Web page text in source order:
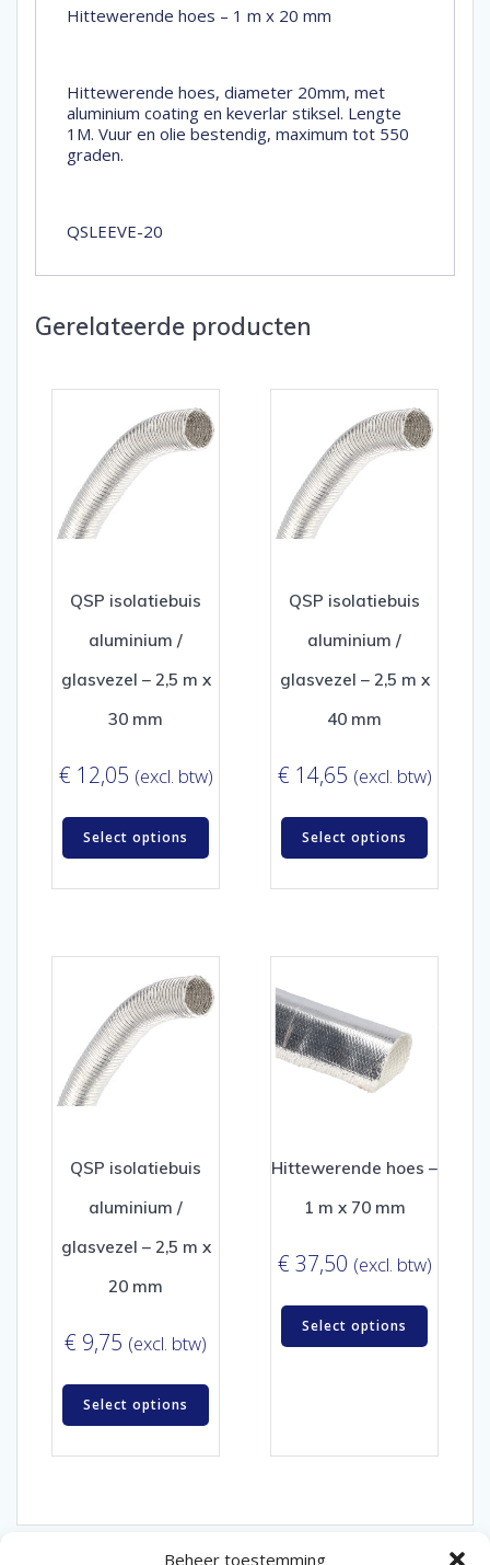
Beheer toestemming
Hittewerende hoes – 1 m x 20 mm
Hittewerende hoes, diameter 20mm, met
aluminium coating en keverlar stiksel. Lengte
1M. Vuur en olie bestendig, maximum tot 550
graden.
QSLEEVE-20
Gerelateerde producten
QSP isolatiebuis
aluminium /
glasvezel – 2,5 m x
30 mm
€ 12,05 (excl. btw)
Select options
QSP isolatiebuis
aluminium /
glasvezel – 2,5 m x
40 mm
€ 14,65 (excl. btw)
Select options
QSP isolatiebuis
aluminium /
glasvezel – 2,5 m x
20 mm
€ 9,75 (excl. btw)
Select options
Hittewerende hoes –
1 m x 70 mm
€ 37,50 (excl. btw)
Select options